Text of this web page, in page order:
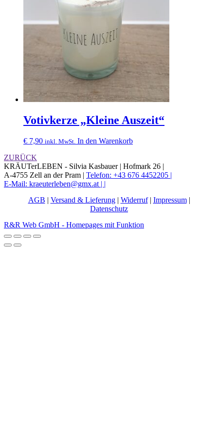
Votivkerze „Kleine Auszeit“
€ 7,90 inkl. MwSt. In den Warenkorb
ZURÜCK
KRÄUTerLEBEN - Silvia Kasbauer | Hofmark 26 |
A-4755 Zell an der Pram | Telefon: +43 676 4452205 |
E-Mail: kraeuterleben@gmx.at | |
AGB | Versand & Lieferung| Widerruf| Impressum|
Datenschutz
R&R Web GmbH - Homepages mit Funktion